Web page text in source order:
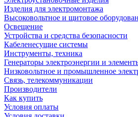
Изделия для электромонтажа
Высоковольтное и щитовое
Освещение
Устройства и средства безопасности
Кабеленесущие системы
Инструменты, техника
Генераторы электроэнергии и
Низковольтное и промышленное
Связь, телекоммуникации
Производители
Как купить
Условия оплаты